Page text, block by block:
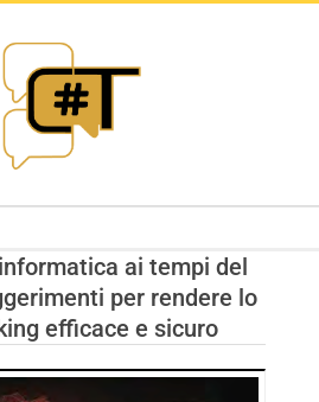
ai tempi del
per rendere lo
efficace e sicuro